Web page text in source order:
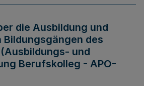
die Ausbildung und
Bildungsgängen des
und
Berufskolleg - APO-